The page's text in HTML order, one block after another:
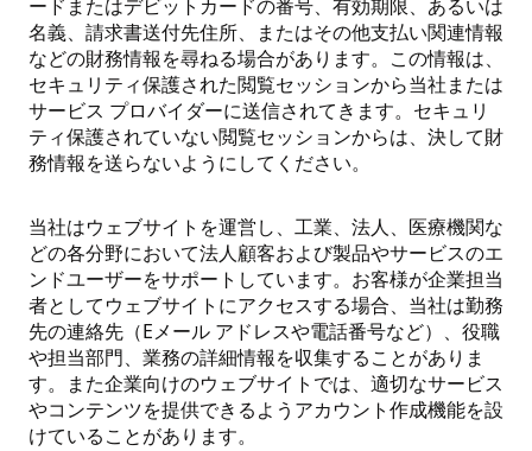
ードまたはデビットカードの番号、有効期限、あるいは
名義、請求書送付先住所、またはその他支払い関連情報
などの財務情報を尋ねる場合があります。この情報は、
セキュリティ保護された閲覧セッションから当社または
サービス プロバイダーに送信されてきます。セキュリ
ティ保護されていない閲覧セッションからは、決して財
務情報を送らないようにしてください。
当社はウェブサイトを運営し、工業、法人、医療機関な
どの各分野において法人顧客および製品やサービスのエ
ンドユーザーをサポートしています。お客様が企業担当
者としてウェブサイトにアクセスする場合、当社は勤務
先の連絡先（Eメール アドレスや電話番号など）、役職
や担当部門、業務の詳細情報を収集することがありま
す。また企業向けのウェブサイトでは、適切なサービス
やコンテンツを提供できるようアカウント作成機能を設
けていることがあります。